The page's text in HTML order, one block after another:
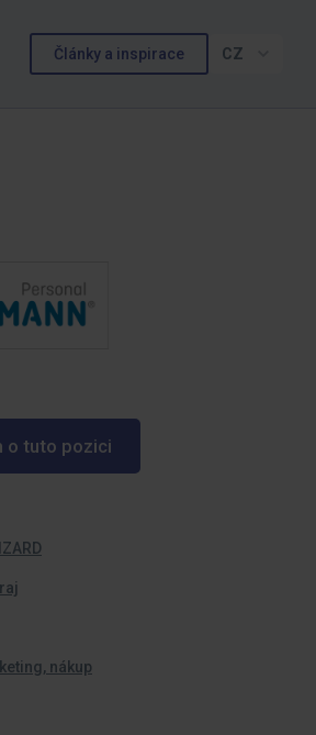
Články a inspirace CZ
o tuto pozici
nákup